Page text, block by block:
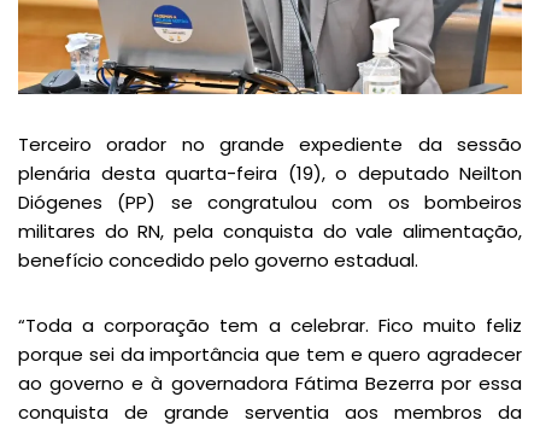
Terceiro orador no grande expediente da sessão
plenária desta quarta-feira (19), o deputado Neilton
Diógenes (PP) se congratulou com os bombeiros
militares do RN, pela conquista do vale alimentação,
benefício concedido pelo governo estadual.
“Toda a corporação tem a celebrar. Fico muito feliz
porque sei da importância que tem e quero agradecer
ao governo e à governadora Fátima Bezerra por essa
conquista de grande serventia aos membros da